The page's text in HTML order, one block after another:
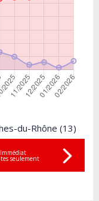
du-Rhône (13)
seulement